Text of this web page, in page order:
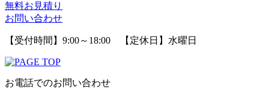
無料お見積り
お問い合わせ
【受付時間】9:00～18:00 【定休日】水曜日
お電話でのお問い合わせ